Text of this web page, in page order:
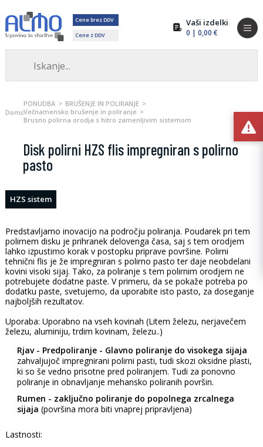
Cene brez DDV
Cene z DDV
Vaši izdelki
0 | 0,00 €
Domov
PONUDBA
BRUŠENJE IN POLIRANJE
Večnamensko brušenje in poliranje
Brusno polirna orodja s hitro zamenljivim sistemom
Disk polirni HZS flis impregniran s polirno
pasto
HZS sistem
Predstavljamo inovacijo na področju poliranja. Poudarek pri tem
polirnem disku je prihranek delovenga časa, saj s tem orodjem
lahko izpustimo korak v postopku priprave površine. Polirni
tehnični flis je že impregniran s polirno pasto ter daje neobdelani
kovini visoki sijaj. Tako, za poliranje s tem polirnim orodjem ne
potrebujete dodatne paste. V primeru, da se pokaže potreba po
dodatku paste, svetujemo, da uporabite isto pasto, za doseganje
najboljših rezultatov.
Uporaba: Uporabno na vseh kovinah (Litem železu, nerjavečem
železu, aluminiju, trdim kovinam, železu..)
Rjav - Predpoliranje - Glavno poliranje do visokega sijaja
zahvaljujoč impregnirani polirni pasti, tudi skozi oksidne plasti,
ki so še vedno prisotne pred poliranjem. Tudi za ponovno
poliranje in obnavljanje mehansko poliranih površin.
Rumen - zaključno poliranje do popolnega zrcalnega
sijaja (površina mora biti vnaprej pripravljena)
Lastnosti: